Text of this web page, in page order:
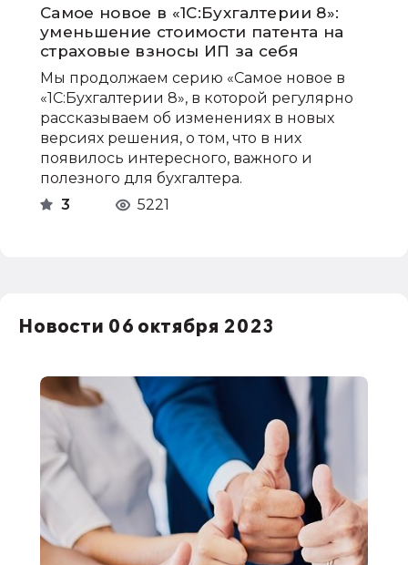
Самое новое в «1С:Бухгалтерии 8»:
уменьшение стоимости патента на
страховые взносы ИП за себя
Мы продолжаем серию «Самое новое в
«1С:Бухгалтерии 8», в которой регулярно
рассказываем об изменениях в новых
версиях решения, о том, что в них
появилось интересного, важного и
полезного для бухгалтера.
3
5221
Новости 06 октября 2023